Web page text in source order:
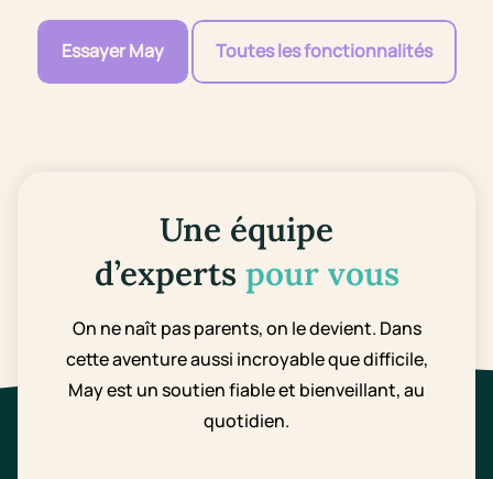
Essayer May Toutes les fonctionnalités
Une équipe
d’experts pour vous
On ne naît pas parents, on le devient. Dans
cette aventure aussi incroyable que difficile,
May est un soutien fiable et bienveillant, au
quotidien.